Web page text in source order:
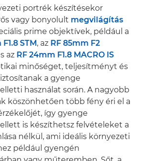
portrék készítésekor
vagy bonyolult megvilágítás
prime objektívek, például a
STM, az RF 85mm F2
az RF 24mm F1.8 MACRO IS
minőséget, teljesítményt és
a gyenge
használat során. A nagyobb
köszönhetően több fény éri el a
így gyenge
is készíthetsz felvételeket a
nélkül, ami ideális környezeti
például gyengén